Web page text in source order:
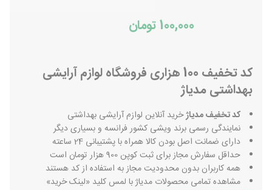
100,000 تومان
کد تخفیف 100 هزاری فروشگاه لوازم آرایشی
بهداشتی مدیاژ
کد تخفیف مدیاژخرید آنلاین لوازم آرایشی بهداشتی
نمایندگی رسمی برند ویشی کشور فرانسه و بسیاری دیگر
دارای ضمانت اصل بودن کالا همراه با پشتیبانی 24 ساعته
حداقل سفارش مجاز برای ثبت کوپن 900 هزار تومان است
همه کاربران بدون محدودیت مجاز به استفاده از کد هستند
مشاهده تمامی محصولات مدیاژ با لمس کلید «لینک خرید»